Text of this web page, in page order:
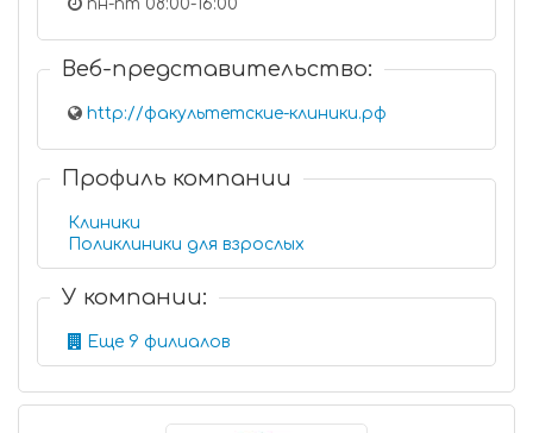
пн-пт 08:00-16:00
Веб-представительство:
http://факультетские-клиники.рф
Профиль компании
Клиники
Поликлиники для взрослых
У компании:
Еще 9 филиалов